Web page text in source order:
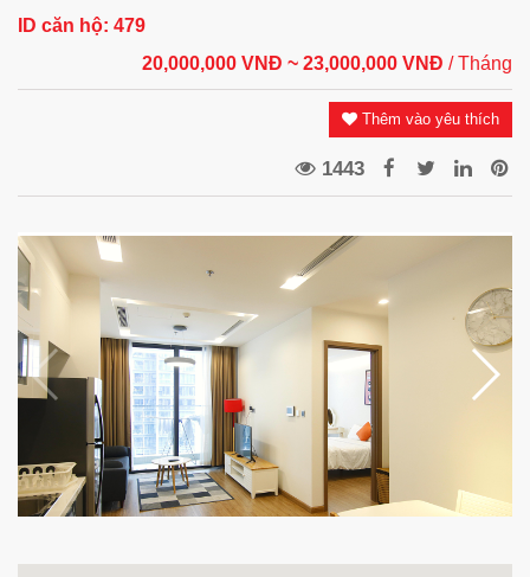
ID căn hộ: 479
20,000,000 VNĐ ~ 23,000,000 VNĐ / Tháng
Thêm vào yêu thích
1443